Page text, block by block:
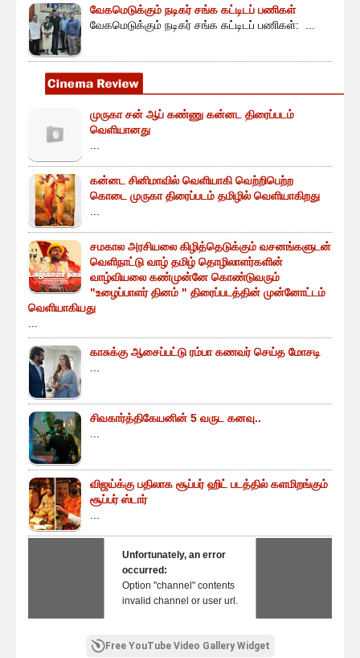
வேகமெடுக்கும் நடிகர் சங்க கட்டிடப் பணிகள்
வேகமெடுக்கும் நடிகர் சங்க கட்டிடப் பணிகள்: ...
முருகா சன் ஆப் கண்ணு கன்னட திரைப்படம்
வெளியானது
கன்னட சினிமாவில் வெளியாகி வெற்றிபெற்ற
கொடை முருகா திரைப்படம் தமிழில் வெளியாகிறது
சமகால அரசியலை கிழித்தெடுக்கும் வசனங்களுடன்
வெளிநாட்டு வாழ் தமிழ் தொழிலாளர்களின்
வாழ்வியலை கண்முன்னே கொண்டுவரும்
"உழைப்பாளர் தினம் " திரைப்படத்தின் முன்னோட்டம்
வெளியாகியது
காசுக்கு ஆசைப்பட்டு ரம்பா கணவர் செய்த மோசடி
சிவகார்த்திகேயனின் 5 வருட கனவு..
விஜய்க்கு பதிலாக சூப்பர் ஹிட் படத்தில் களமிறங்கும்
சூப்பர் ஸ்டார்
Unfortunately, an error
occurred:
Option "channel" contents
invalid channel or user url.
Free YouTube Video Gallery Widget